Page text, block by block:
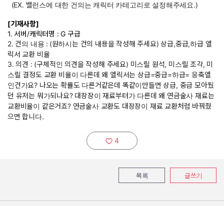
(EX. 밸런스에 대한 건의는 캐릭터 카테고리로 설정해주세요.)
[기재사항]
1. 서버/캐릭터명 : G 구급
2. 건의 내용 : (원하시는 건의 내용을 작성해 주세요) 상급,중급,하급 엘
릭서 교환 비율
3. 의견 : (구체적인 의견을 작성해 주세요) 미스릴 원석, 미스릴 조각, 미
스릴 결정도 교환 비율이 다른데 왜 엘릭서는 상급=중급=하급= 응축엘
인건가요? 나오는 확률도 다른거같은데 똑같이만들면 상급, 중급 모아뒀
던 유저는 뭐가되나요? 대장장이 재료부터가 다른데 왜 연금술사 재료는
교환비율이 같은거죠? 연금술사 교환도 대장장이 재료 교환처럼 바꿔줬
으면 합니다.
추천하기:
4
목록 글쓰기